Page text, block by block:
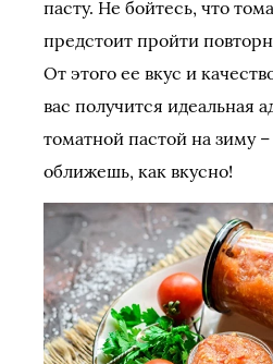
пасту. Не бойтесь, что
предстоит пройти
От этого ее вкус и
вас получится идеальная
томатной пастой на зиму
оближешь, как вкусно!